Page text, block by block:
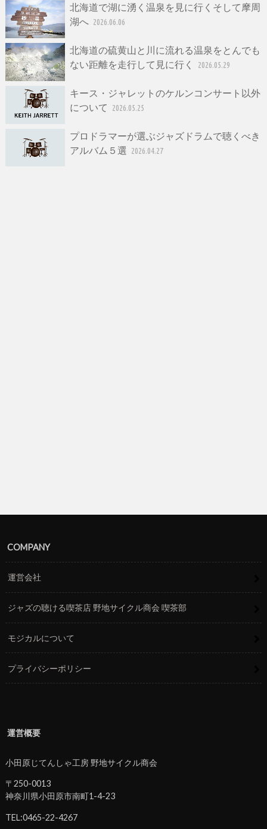
北海道で湖に湧く温泉を見に行くそして摩周
湖へ 2026.06.06
北海道の硫黄山と川に流れる温泉をとんでも
ない距離を走行して見に行く
2026.05.29
キース・ジャレットのケルンコンサート以外
について
2026.05.25
プロドラマーが選ぶジャズドラムで聴くべき
アルバム５選 2026.04.27
COMPANY
運営会社
ジャズの聴ける喫茶店 野地サイクル商会 喫茶部
モジカルについて
プライバシーポリシー
運営概要
小田原じてんしゃ工房 野地サイクル商会
〒250-0013
神奈川県小田原市南町1-4-23
TEL:0465-22-4267